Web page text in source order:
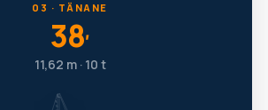
03 · TÄNANE
38′
11,62 m · 10 t